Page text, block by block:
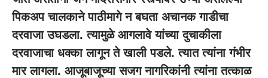
पिकअप चालकाने पाठीमागे न बघता अचानक गाडीचा
दरवाजा उघडला. त्यामुळे आगलावे यांच्या दुचाकीला
दरवाजाचा धक्का लागून ते खाली पडले. त्यात त्यांना गंभीर
मार लागला. आजूबाजूच्या सजग नागरिकांनी त्यांना तत्काळ